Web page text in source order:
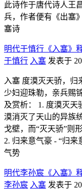
此诗作于唐代诗人王
兵，作者便有《出塞
塞诗
明代于慎行《入塞》
于慎行 入塞 发表于
入塞 度漠灭天骄，归
少妇迎珠勒，亲兵赐
及赏析： 1. 度漠灭天
漠消灭了天山的异族
戈壁，而“灭天骄”则
2. 归来意气豪 - “归
气势
明代李孙宸《入塞》
李孙宸 入塞 发表于